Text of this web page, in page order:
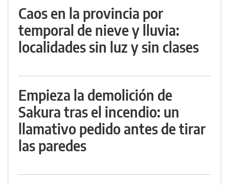
Caos en la provincia por
temporal de nieve y lluvia:
localidades sin luz y sin clases
Empieza la demolición de
Sakura tras el incendio: un
llamativo pedido antes de tirar
las paredes